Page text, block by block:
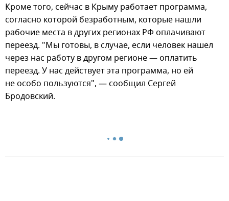
Кроме того, сейчас в Крыму работает программа,
согласно которой безработным, которые нашли
рабочие места в других регионах РФ оплачивают
переезд. "Мы готовы, в случае, если человек нашел
через нас работу в другом регионе — оплатить
переезд. У нас действует эта программа, но ей
не особо пользуются", — сообщил Сергей
Бродовский.